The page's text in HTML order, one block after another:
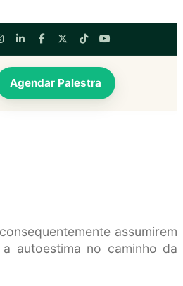
Agendar Palestra
assumirem
autoestima no caminho da